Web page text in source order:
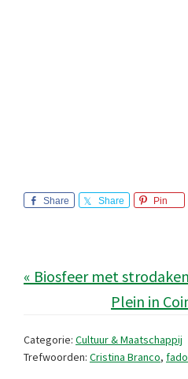
Share Share Pin
« Biosfeer met
Plein in
Categorie: Cultuur & Maatschappij
Trefwoorden: Cristina Branco, fado